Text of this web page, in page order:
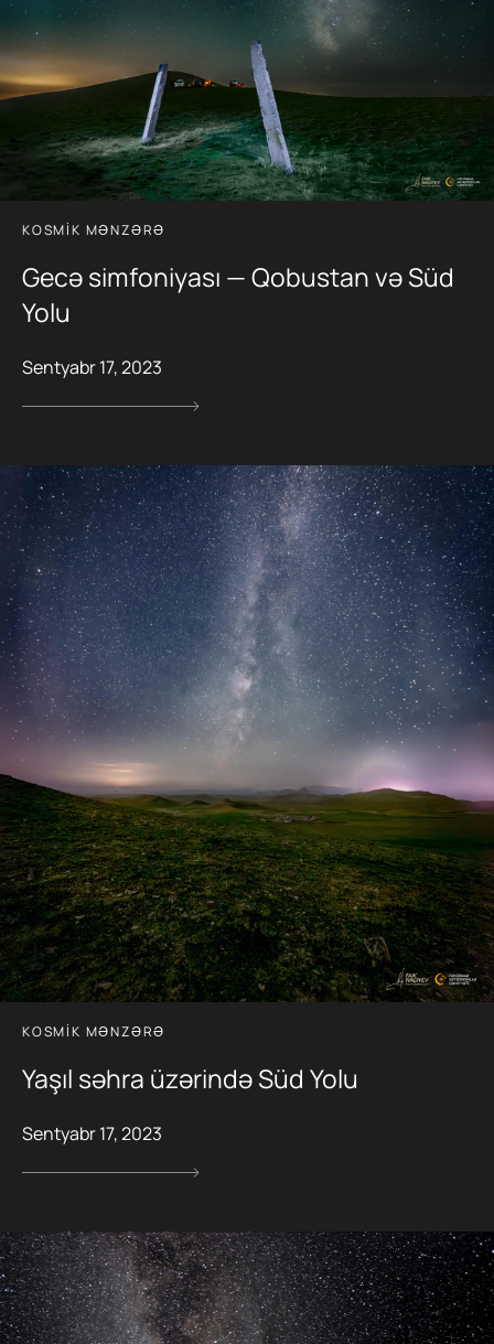
KOSMIK MƏNZƏRƏ
Gecə simfoniyası — Qobustan və Süd
Yolu
Sentyabr 17, 2023
KOSMIK MƏNZƏRƏ
Yaşıl səhra üzərində Süd Yolu
Sentyabr 17, 2023